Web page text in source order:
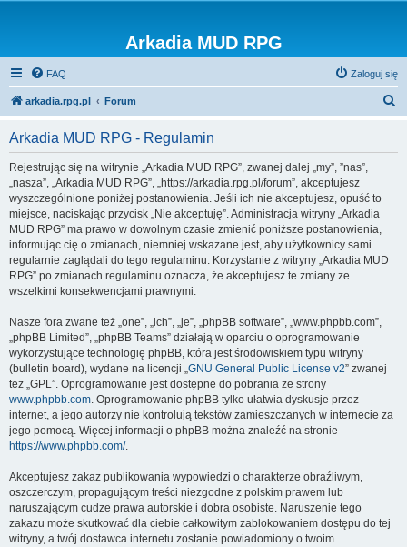
Arkadia MUD RPG
FAQ Zaloguj się
arkadia.rpg.pl Forum
Arkadia MUD RPG - Regulamin
Rejestrując się na witrynie „Arkadia MUD RPG”, zwanej dalej „my”, ”nas”,
„nasza”, „Arkadia MUD RPG”, „https://arkadia.rpg.pl/forum”, akceptujesz
wyszczególnione poniżej postanowienia. Jeśli ich nie akceptujesz, opuść to
miejsce, naciskając przycisk „Nie akceptuję”. Administracja witryny „Arkadia
MUD RPG” ma prawo w dowolnym czasie zmienić poniższe postanowienia,
informując cię o zmianach, niemniej wskazane jest, aby użytkownicy sami
regularnie zaglądali do tego regulaminu. Korzystanie z witryny „Arkadia MUD
RPG” po zmianach regulaminu oznacza, że akceptujesz te zmiany ze
wszelkimi konsekwencjami prawnymi.
Nasze fora zwane też „one”, „ich”, „je”, „phpBB software”, „www.phpbb.com”,
„phpBB Limited”, „phpBB Teams” działają w oparciu o oprogramowanie
wykorzystujące technologię phpBB, która jest środowiskiem typu witryny
(bulletin board), wydane na licencji „GNU General Public License v2” zwanej
też „GPL”. Oprogramowanie jest dostępne do pobrania ze strony
www.phpbb.com. Oprogramowanie phpBB tylko ułatwia dyskusje przez
internet, a jego autorzy nie kontrolują tekstów zamieszczanych w internecie za
jego pomocą. Więcej informacji o phpBB można znaleźć na stronie
https://www.phpbb.com/.
Akceptujesz zakaz publikowania wypowiedzi o charakterze obraźliwym,
oszczerczym, propagującym treści niezgodne z polskim prawem lub
naruszającym cudze prawa autorskie i dobra osobiste. Naruszenie tego
zakazu może skutkować dla ciebie całkowitym zablokowaniem dostępu do tej
witryny, a twój dostawca internetu zostanie powiadomiony o twoim